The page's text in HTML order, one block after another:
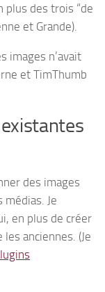
plus des trois “de
et Grande).
images n’avait
et TimThumb
des images
Je
en plus de créer
anciennes. (Je